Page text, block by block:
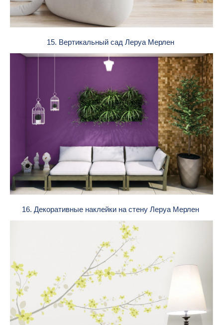
15. Вертикальный сад Леруа Мерлен
16. Декоративные наклейки на стену Леруа Мерлен